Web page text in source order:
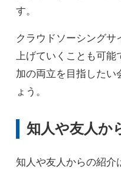
す。
クラウドソーシングサ
上げていくことも可能
加の両立を目指したい
ょう。
知人や友人か
知人や友人からの紹介